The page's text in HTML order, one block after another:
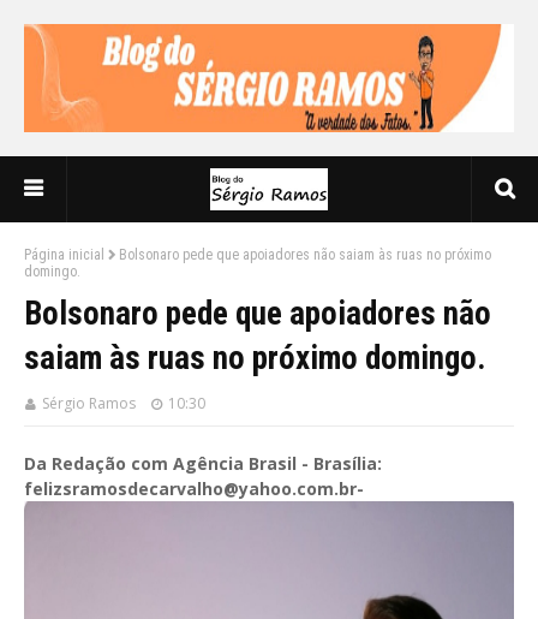
Página inicial
Bolsonaro pede que apoiadores não saiam às ruas no próximo
domingo.
Bolsonaro pede que apoiadores não
saiam às ruas no próximo domingo.
Sérgio Ramos 10:30
Da Redação com Agência Brasil - Brasília:
felizsramosdecarvalho@yahoo.com.br-